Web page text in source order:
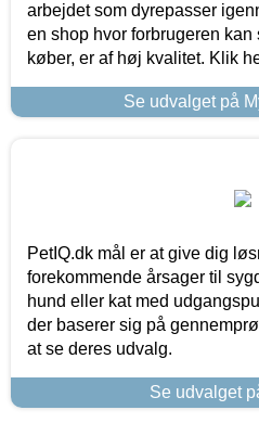
arbejdet som dyrepasser
en shop hvor forbrugeren
køber, er af høj kvalitet. Klik
Se udvalget på
PetIQ.dk mål er at give dig
forekommende årsager til
hund eller kat med
der baserer sig på
at se deres udvalg.
Se udvalget